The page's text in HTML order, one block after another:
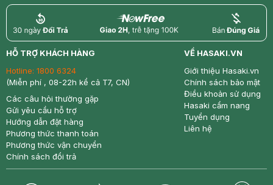
return nowfree price
HỖ TRỢ KHÁCH HÀNG
Hotline: 1800 6324
(Miễn phí , 08-22h kể cả T7, CN)
Các câu hỏi thường gặp
Gửi yêu cầu hỗ trợ
Hướng dẫn đặt hàng
Phương thức thanh toán
Phương thức vận chuyển
Chính sách đổi trả
VỀ HASAKI.VN
Giới thiệu Hasaki.vn
Chính sách bảo mật
Điều khoản sử dụng
Hasaki cẩm nang
Tuyển dụng
Liên hệ